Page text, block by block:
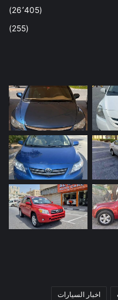
(26٬405)
(255)
اخبار السيارات